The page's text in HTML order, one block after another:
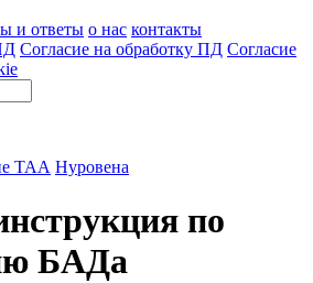
и ответы о нас контакты
Согласие на обработку ПД Согласие
ТАА Нуровена
по
БАДа